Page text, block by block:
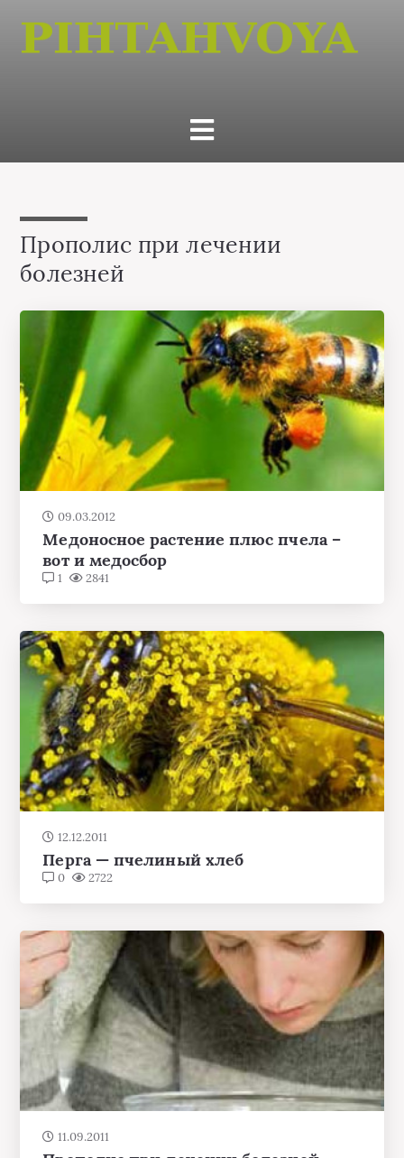
Прополис при лечении
болезней
09.03.2012
Медоносное растение плюс пчела –
вот и медосбор
1 2841
12.12.2011
Перга — пчелиный хлеб
0 2722
11.09.2011